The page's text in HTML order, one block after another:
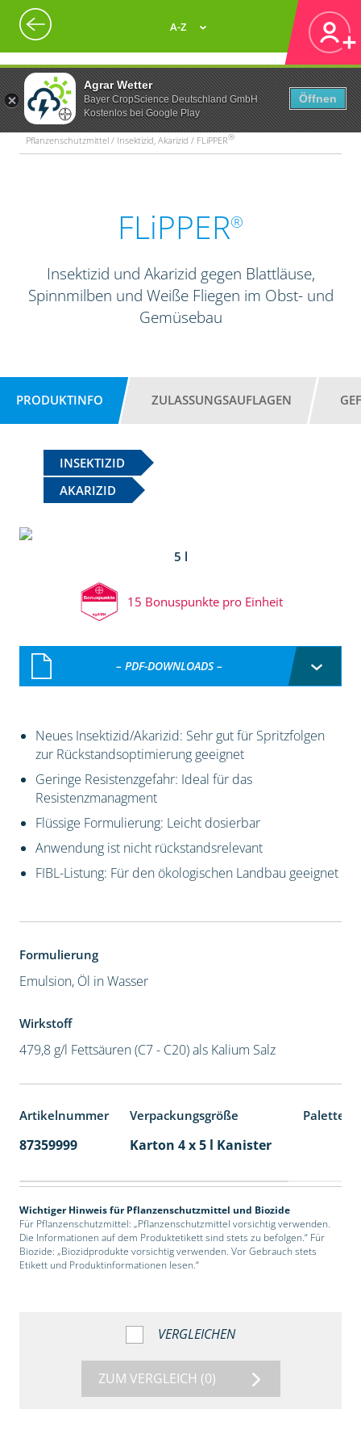
Agrar Wetter
Bayer CropScience Deutschland GmbH
Kostenlos bei Google Play
Öffnen
A-Z
Pflanzenschutzmittel / Insektizid, Akarizid / FLiPPER®
FLiPPER®
Insektizid und Akarizid gegen Blattläuse,
Spinnmilben und Weiße Fliegen im Obst- und
Gemüsebau
PRODUKTINFO ZULASSUNGSAUFLAGEN
INSEKTIZID
AKARIZID
5 l
15 Bonuspunkte pro Einheit
– PDF-DOWNLOADS –
Neues Insektizid/Akarizid: Sehr gut für Spritzfolgen
zur Rückstandsoptimierung geeignet
Geringe Resistenzgefahr: Ideal für das
Resistenzmanagment
Flüssige Formulierung: Leicht dosierbar
Anwendung ist nicht rückstandsrelevant
FIBL-Listung: Für den ökologischen Landbau geeignet
Formulierung
Emulsion, Öl in Wasser
Wirkstoff
479,8 g/l Fettsäuren (C7 - C20) als Kalium Salz
Artikelnummer Verpackungsgröße
87359999 Karton 4 x 5 l Kanister
Wichtiger Hinweis für Pflanzenschutzmittel und Biozide
Für Pflanzenschutzmittel: „Pflanzenschutzmittel vorsichtig verwenden.
Die Informationen auf dem Produktetikett sind stets zu befolgen.“ Für
Biozide: „Biozidprodukte vorsichtig verwenden. Vor Gebrauch stets
Etikett und Produktinformationen lesen.“
VERGLEICHEN
ZUM VERGLEICH (0)